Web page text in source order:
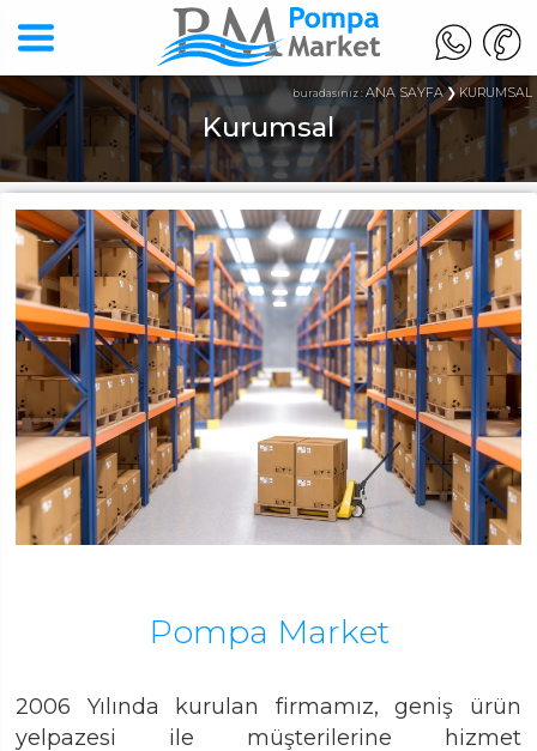
buradasınız :ANA SAYFA KURUMSAL
Kurumsal
Pompa Market
2006 Yılında kurulan firmamız, geniş ürün
yelpazesi ile müşterilerine hizmet